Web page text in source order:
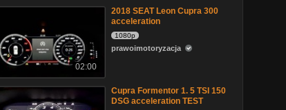
02:00
2018 SEAT Leon Cupra 300
acceleration
1080p
prawoimotoryzacja
Cupra Formentor 1. 5 TSI 150
DSG acceleration TEST